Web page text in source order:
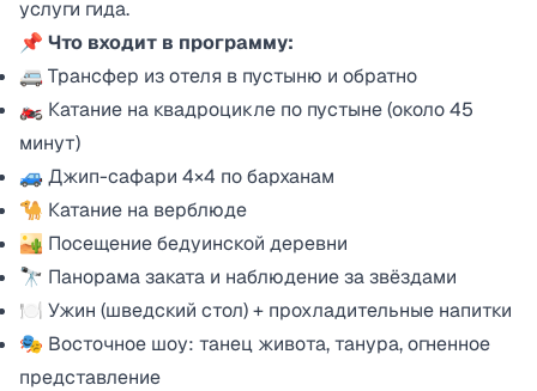
услуги гида.
📌 Что входит в программу:
🚐 Трансфер из отеля в пустыню и обратно
🏍️ Катание на квадроцикле по пустыне (около 45
минут)
🚙 Джип-сафари 4×4 по барханам
🐪 Катание на верблюде
🏜️ Посещение бедуинской деревни
🔭 Панорама заката и наблюдение за звёздами
🍽 Ужин (шведский стол) + прохладительные напитки
🎭 Восточное шоу: танец живота, танура, огненное
представление